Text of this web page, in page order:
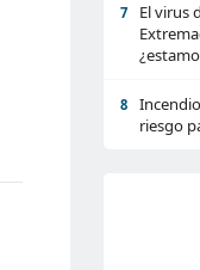
7
El virus
8
riesgo